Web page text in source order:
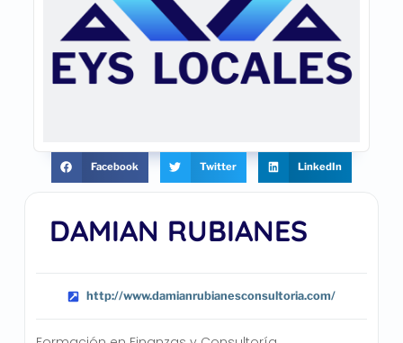
DAMIAN RUBIANES
http://www.damianrubianesconsultoria.com/
Facebook Twitter LinkedIn